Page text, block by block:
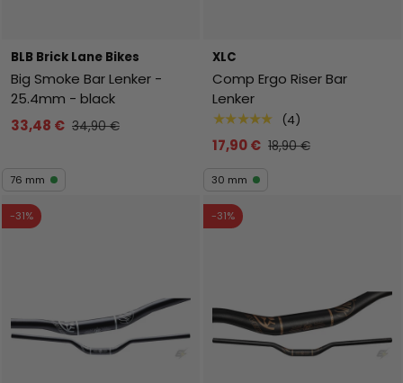
BLB Brick Lane Bikes
Big Smoke Bar Lenker -
25.4mm - black
33,48 € 34,90 €
76 mm
XLC
Comp Ergo Riser Bar
Lenker
★★★★★ (4)
17,90 € 18,90 €
30 mm
-31% -31%